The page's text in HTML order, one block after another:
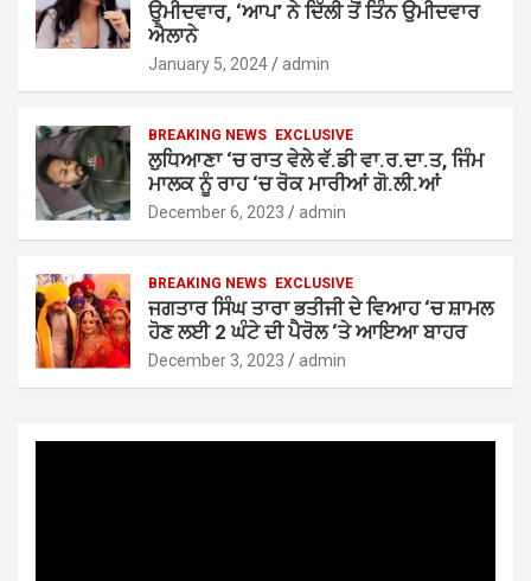
ਉਮੀਦਵਾਰ, ‘ਆਪ’ ਨੇ ਦਿੱਲੀ ਤੋਂ ਤਿੰਨ ਉਮੀਦਵਾਰ
ਐਲਾਨੇ
January 5, 2024 admin
BREAKING NEWS EXCLUSIVE
ਲੁਧਿਆਣਾ ‘ਚ ਰਾਤ ਵੇਲੇ ਵੱ.ਡੀ ਵਾ.ਰ.ਦਾ.ਤ, ਜਿੰਮ
ਮਾਲਕ ਨੂੰ ਰਾਹ ‘ਚ ਰੋਕ ਮਾਰੀਆਂ ਗੋ.ਲੀ.ਆਂ
December 6, 2023 admin
BREAKING NEWS EXCLUSIVE
ਜਗਤਾਰ ਸਿੰਘ ਤਾਰਾ ਭਤੀਜੀ ਦੇ ਵਿਆਹ ‘ਚ ਸ਼ਾਮਲ
ਹੋਣ ਲਈ 2 ਘੰਟੇ ਦੀ ਪੈਰੋਲ ‘ਤੇ ਆਇਆ ਬਾਹਰ
December 3, 2023 admin